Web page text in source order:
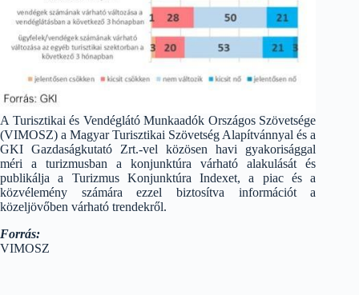
A Turisztikai és Vendéglátó Munkaadók Országos Szövetsége
(VIMOSZ) a Magyar Turisztikai Szövetség Alapítvánnyal és a
GKI Gazdaságkutató Zrt.-vel közösen havi gyakorisággal
méri a turizmusban a konjunktúra várható alakulását és
publikálja a Turizmus Konjunktúra Indexet, a piac és a
közvélemény számára ezzel biztosítva információt a
közeljövőben várható trendekről.
Forrás:
VIMOSZ